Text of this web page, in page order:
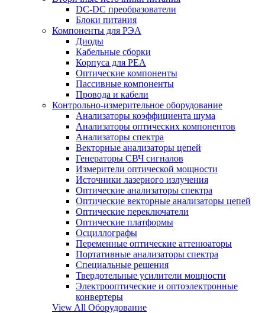
DC-DC преобразователи
Блоки питания
Компоненты для РЭА
Диоды
Кабельные сборки
Корпуса для РЕА
Оптические компоненты
Пассивные компоненты
Провода и кабели
Контрольно-измерительное оборудование
Анализаторы коэффициента шума
Анализаторы оптических компонентов
Анализаторы спектра
Векторные анализаторы цепей
Генераторы СВЧ сигналов
Измерители оптической мощности
Источники лазерного излучения
Оптические анализаторы спектра
Оптические векторные анализаторы цепей
Оптические переключатели
Оптические платформы
Осциллографы
Переменные оптические аттенюаторы
Портативные анализаторы спектра
Специальные решения
Твердотельные усилители мощности
Электрооптические и оптоэлектронные
конвертеры
View All Оборудование